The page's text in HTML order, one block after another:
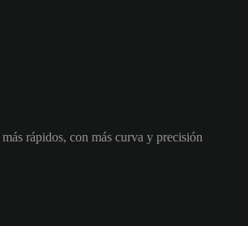
rápidos, con más curva y precisión